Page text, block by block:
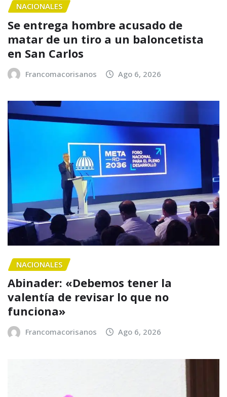
NACIONALES
Se entrega hombre acusado de
matar de un tiro a un baloncetista
en San Carlos
Francomacorisanos Ago 6, 2026
NACIONALES
Abinader: «Debemos tener la
valentía de revisar lo que no
funciona»
Francomacorisanos Ago 6, 2026